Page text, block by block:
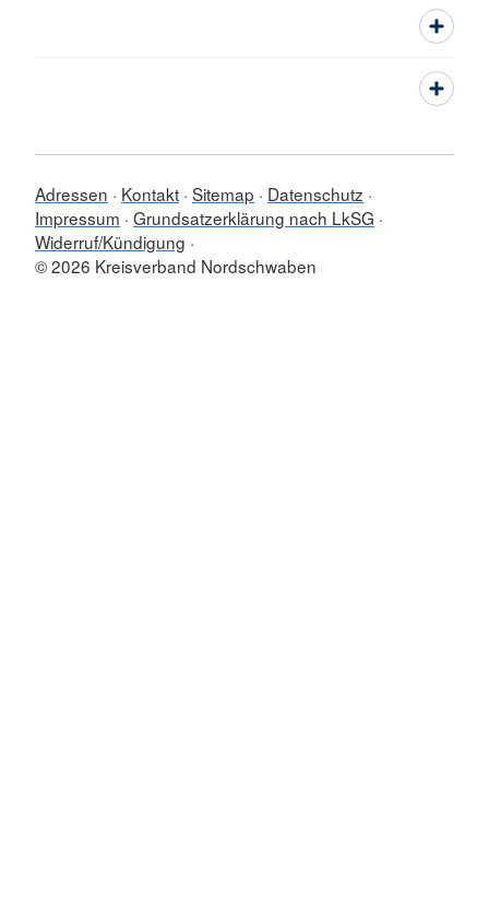
Adressen Kontakt Sitemap
Datenschutz
Impressum Grundsatzerklärung nach LkSG
Widerruf/Kündigung
© 2026 Kreisverband Nordschwaben